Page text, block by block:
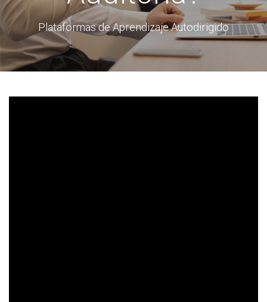
Plataformas de Aprendizaje Autodirigido